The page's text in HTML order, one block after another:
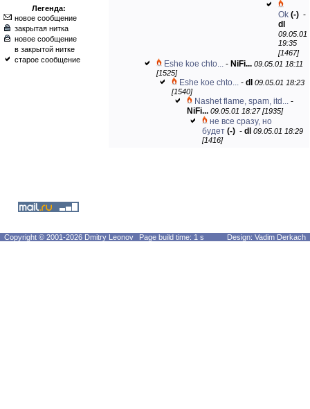
Легенда:
новое сообщение
закрытая нитка
новое сообщение
в закрытой нитке
старое сообщение
Ok (-) -
dl
09.05.01
19:35
[1467]
Eshe koe chto... - NiFi... 09.05.01 18:11
[1525]
Eshe koe chto... - dl
09.05.01 18:23
[1540]
Nashet flame, spam, itd... -
NiFi... 09.05.01 18:27 [1935]
не все сразу, но
будет (-) - dl 09.05.01 18:29
[1416]
Copyright © 2001-2026 Dmitry Leonov Page build time: 1 s Design: Vadim Derkach